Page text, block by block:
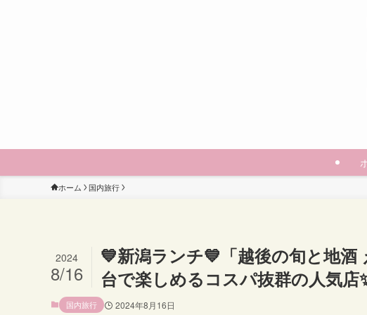
ホーム 国内旅行
💙新潟ランチ💙「越後の旬と地
台で楽しめるコスパ抜群の人気店
2024
8/16
国内旅行 2024年8月16日